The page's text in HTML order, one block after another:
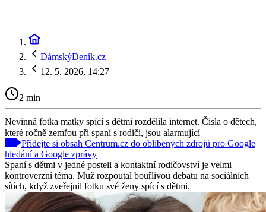
DámskýDeník.cz
12. 5. 2026, 14:27
2 min
Nevinná fotka matky spící s dětmi rozdělila internet. Čísla o dětech,
které ročně zemřou při spaní s rodiči, jsou alarmující
Přidejte si obsah Centrum.cz do oblíbených zdrojů pro Google
hledání a Google zprávy
Spaní s dětmi v jedné posteli a kontaktní rodičovství je velmi
kontroverzní téma. Muž rozpoutal bouřlivou debatu na sociálních
sítích, když zveřejnil fotku své ženy spící s dětmi.